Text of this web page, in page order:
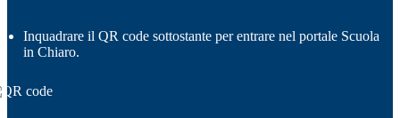
Inquadrare il QR code sottostante per entrare nel portale Scuola
in Chiaro.